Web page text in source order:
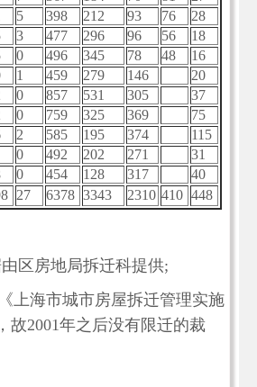
5 398 212 93 76
28
3 477 296 96 56
18
0 496 345 78 48
16
1 459 279 146
20
0 857 531 305
37
0 759 325 369
75
2 585 195 374
115
0 492 202 271
31
0 454 128 317
40
27 6378 3343 2310 410 448
区房地局拆迁科提供;
上海市城市房屋拆迁管理实施
故2001年之后没有限迁的裁